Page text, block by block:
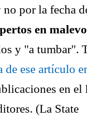
por la fecha
en
y "a tumbar".
ese artículo
en el
(La State